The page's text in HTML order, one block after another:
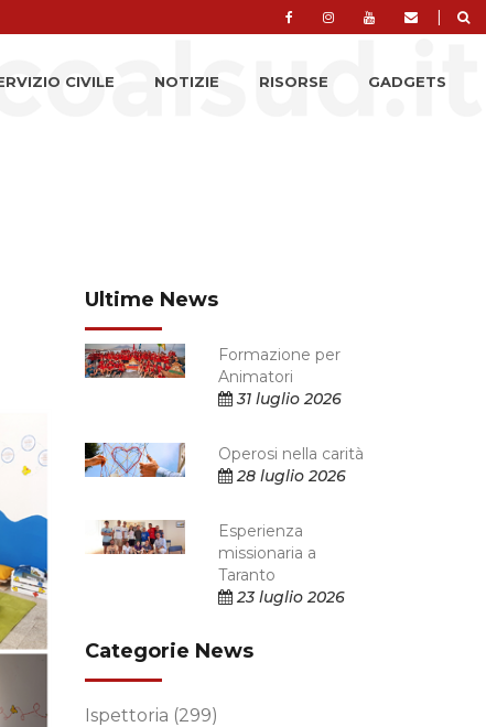
|
CIVILE NOTIZIE RISORSE GADGETS
Ultime News
Formazione per
Animatori
31 luglio 2026
Operosi nella carità
28 luglio 2026
Esperienza
missionaria a
Taranto
23 luglio 2026
Categorie News
Ispettoria (299)